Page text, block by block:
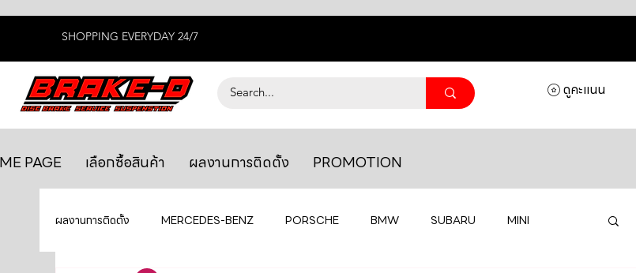
SHOPPING EVERYDAY 24/7
ดูคะแนน
PAGE เลือกซื้อสินค้า ผลงานการติดตั้ง PROMOTION
ผลงานการติดตั้ง MERCEDES-BENZ PORSCHE BMW SUBARU MINI